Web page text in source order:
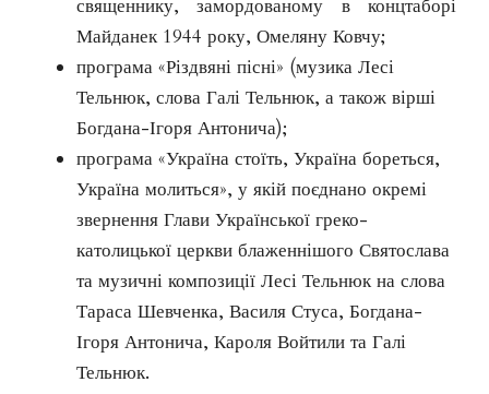
священнику, замордованому в концтаборі
Майданек 1944 року, Омеляну Ковчу;
програма «Різдвяні пісні» (музика Лесі
Тельнюк, слова Галі Тельнюк, а також вірші
Богдана-Ігоря Антонича);
програма «Україна стоїть, Україна бореться,
Україна молиться», у якій поєднано окремі
звернення Глави Української греко-
католицької церкви блаженнішого Святослава
та музичні композиції Лесі Тельнюк на слова
Тараса Шевченка, Василя Стуса, Богдана-
Ігоря Антонича, Кароля Войтили та Галі
Тельнюк.